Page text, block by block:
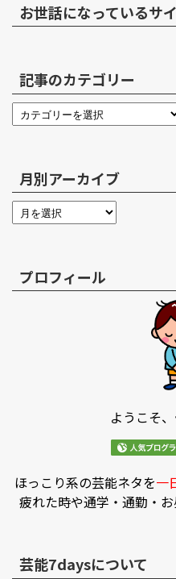
お世話になっているサ
記事のカテゴリー
月別アーカイブ
プロフィール
ようこそ、
ほっこり系の芸能ネタを一
疲れた時や通学・通勤・
芸能7daysについて